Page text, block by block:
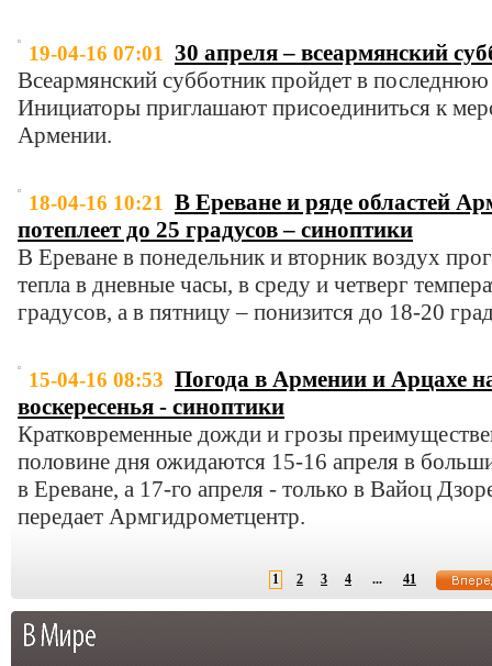
19-04-16 07:01
30 апреля – всеармянский
Всеармянский субботник пройдет в последнюю
Инициаторы приглашают присоединиться к
Армении.
18-04-16 10:21
В Ереване и ряде областей
потеплеет до 25 градусов – синоптики
В Ереване в понедельник и вторник воздух
тепла в дневные часы, в среду и четверг
градусов, а в пятницу – понизится до 18-20
15-04-16 08:53 Погода в Армении и Арцахе
воскересенья - синоптики
Кратковременные дожди и грозы
половине дня ожидаются 15-16 апреля в
в Ереване, а 17-го апреля - только в Вайоц
передает Армгидрометцентр.
1 2 3 4 ... 41